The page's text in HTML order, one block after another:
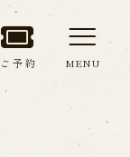
ご予約 MENU